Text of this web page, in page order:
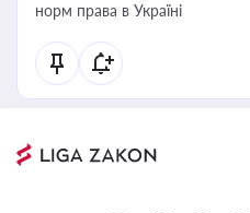
норм права в Україні